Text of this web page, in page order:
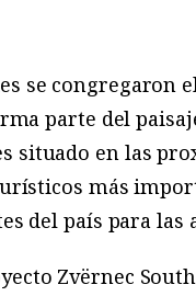
se congregaron
parte del
situado en las
más
del país para las
Zvërnec